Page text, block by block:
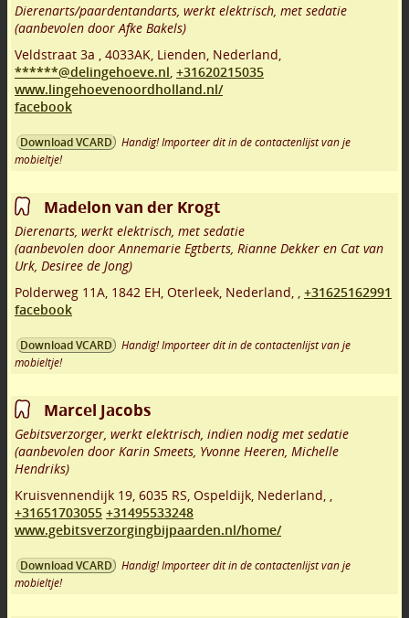
Dierenarts/paardentandarts, werkt elektrisch, met sedatie
(aanbevolen door Afke Bakels)
Veldstraat 3a
4033AK Lienden Nederland,
******@delingehoeve.nl +31620215035
www.lingehoevenoordholland.nl/
facebook
Download VCARD
Handig! Importeer dit in de contactenlijst van je
mobieltje!
Madelon van der Krogt
Dierenarts, werkt elektrisch, met sedatie
(aanbevolen door Annemarie Egtberts, Rianne Dekker en Cat van
Urk, Desiree de Jong)
Polderweg 11A 1842 EH Oterleek Nederland,
+31625162991
facebook
Download VCARD
Handig! Importeer dit in de contactenlijst van je
mobieltje!
Marcel Jacobs
Gebitsverzorger, werkt elektrisch, indien nodig met sedatie
(aanbevolen door Karin Smeets, Yvonne Heeren, Michelle
Hendriks)
Kruisvennendijk 19 6035 RS Ospeldijk Nederland,
+31651703055 +31495533248
www.gebitsverzorgingbijpaarden.nl/home/
Download VCARD
Handig! Importeer dit in de contactenlijst van je
mobieltje!